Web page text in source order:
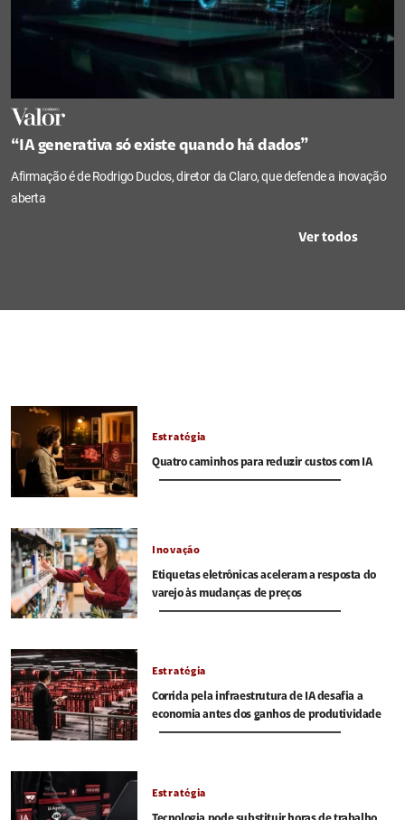
“IA generativa só existe quando há dados”
Afirmação é de Rodrigo Duclos, diretor da Claro, que defende a inovação
aberta
Ver todos
Estratégia
Quatro caminhos para reduzir custos com IA
Inovação
Etiquetas eletrônicas aceleram a resposta do
varejo às mudanças de preços
Estratégia
Corrida pela infraestrutura de IA desafia a
economia antes dos ganhos de produtividade
Estratégia